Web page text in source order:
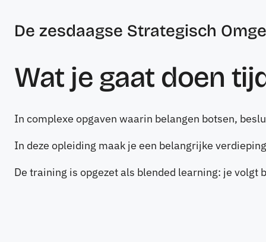
De zesdaagse Strategisch
Wat je gaat doen
In complexe opgaven waarin belangen botsen,
In deze opleiding maak je een belangrijke
De training is opgezet als blended learning: je